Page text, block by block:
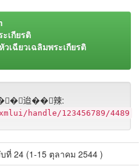
เกียรติ
เฉียวเฉลิมพระเกียรติ
迨��辣:
handle/123456789/4489
ที่ 24 (1-15 ตุลาคม 2544 )